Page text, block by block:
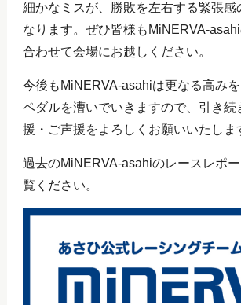
細かなミスが、勝敗を左右する緊張感
なります。ぜひ皆様もMiNERVA-
合わせて会場にお越しください。
今後もMiNERVA-asahiは更なる高み
ペダルを漕いでいきますので、引き続
援・ご声援をよろしくお願いいたしま
過去のMiNERVA-asahiのレースレポ
覧ください。